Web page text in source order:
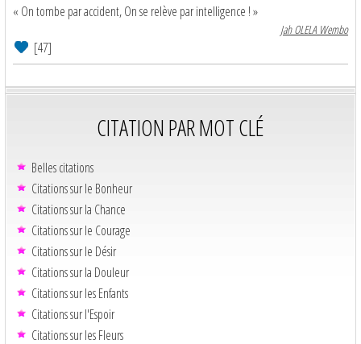
« On tombe par accident, On se relève par intelligence ! »
Jah OLELA Wembo
[47]
CITATION PAR MOT CLÉ
Belles citations
Citations sur le Bonheur
Citations sur la Chance
Citations sur le Courage
Citations sur le Désir
Citations sur la Douleur
Citations sur les Enfants
Citations sur l'Espoir
Citations sur les Fleurs